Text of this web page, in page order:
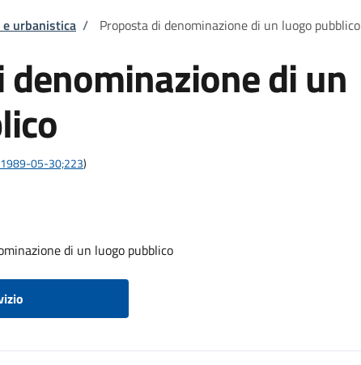
e urbanistica / Proposta di denominazione di un luogo pubblico
di un
05-30;223)
di un luogo pubblico